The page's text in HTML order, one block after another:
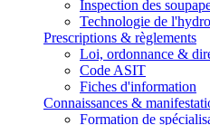
Inspection des
Technologie de
Prescriptions & règlements
Loi, ordonnance &
Code ASIT
Fiches d'information
Connaissances &
Formation de